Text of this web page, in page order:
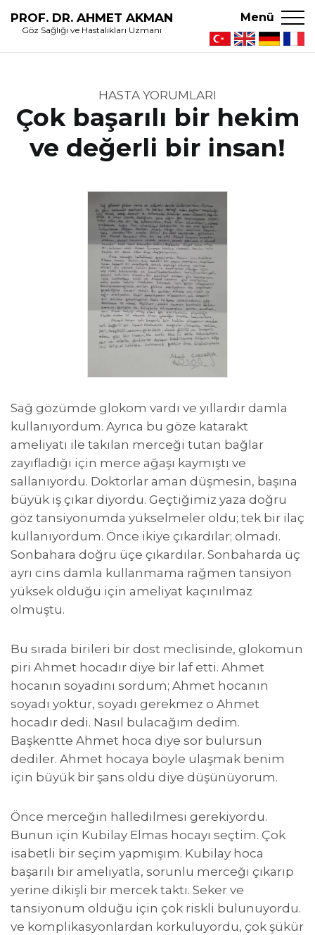
PROF. DR. AHMET AKMAN
Göz Sağlığı ve Hastalıkları Uzmanı
Menü
HASTA YORUMLARI
Çok başarılı bir hekim
ve değerli bir insan!
Sağ gözümde glokom vardı ve yıllardır damla
kullanıyordum. Ayrıca bu göze katarakt
ameliyatı ile takılan merceği tutan bağlar
zayıfladığı için merce ağaşı kaymıştı ve
sallanıyordu. Doktorlar aman düşmesin, başına
büyük iş çıkar diyordu. Geçtiğimiz yaza doğru
göz tansiyonumda yükselmeler oldu; tek bir ilaç
kullanıyordum. Önce ikiye çıkardılar; olmadı.
Sonbahara doğru üçe çıkardılar. Sonbaharda üç
ayrı cins damla kullanmama rağmen tansiyon
yüksek olduğu için ameliyat kaçınılmaz
olmuştu.
Bu sırada birileri bir dost meclisinde, glokomun
piri Ahmet hocadır diye bir laf etti. Ahmet
hocanın soyadını sordum; Ahmet hocanın
soyadı yoktur, soyadı gerekmez o Ahmet
hocadır dedi. Nasıl bulacağım dedim.
Başkentte Ahmet hoca diye sor bulursun
dediler. Ahmet hocaya böyle ulaşmak benim
için büyük bir şans oldu diye düşünüyorum.
Önce merceğin halledilmesi gerekiyordu.
Bunun için Kubilay Elmas hocayı seçtim. Çok
isabetli bir seçim yapmışım. Kubilay hoca
başarılı bir ameliyatla, sorunlu merceği çıkarıp
yerine dikişli bir mercek taktı. Seker ve
tansiyonum olduğu için çok riskli bulunuyordu.
ve komplikasyonlardan korkuluyordu, çok şükür